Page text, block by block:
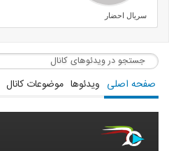
سریال احضار
صفحه اصلی ویدئوها موضوعات کانال